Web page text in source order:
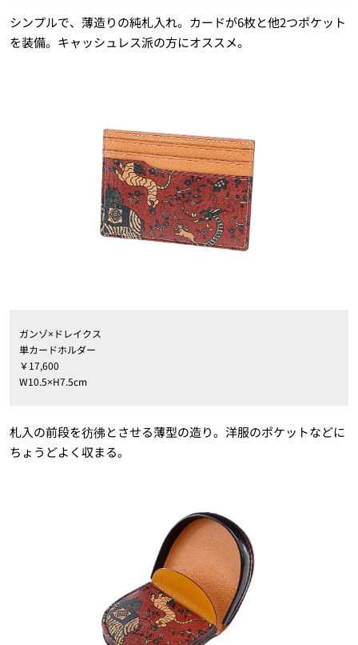
シンプルで、薄造りの純札入れ。カードが6枚と他2つポケット
を装備。キャッシュレス派の方にオススメ。
ガンゾ×ドレイクス
単カードホルダー
￥17,600
W10.5×H7.5cm
札入の前段を彷彿とさせる薄型の造り。洋服のポケットなどに
ちょうどよく収まる。